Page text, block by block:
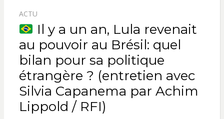
ACTU
Il y a un an, Lula revenait
au pouvoir au Brésil: quel
bilan pour sa politique
étrangère ? (entretien avec
Silvia Capanema par Achim
Lippold / RFI)